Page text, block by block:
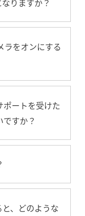
りますか？
ラをオンにする
ポートを受けた
すか？
、どのような